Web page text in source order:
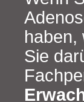
haben,
Sie